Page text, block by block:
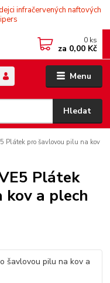
infračervených naftových
Menu
Hledat
0 ks
za 0,00 Kč
Plátek pro šavlovou pilu na kov
Plátek
a plech